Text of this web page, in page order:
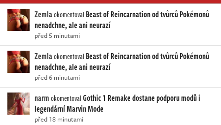
Zemlaokomentoval Beast of Reincarnation od tvůrců Pokémonů
nenadchne, ale ani neurazí
před 5 minutami
Zemlaokomentoval Beast of Reincarnation od tvůrců Pokémonů
nenadchne, ale ani neurazí
před 6 minutami
narmokomentovalGothic 1 Remake dostane podporu modů i
legendární Marvin Mode
před 18 minutami